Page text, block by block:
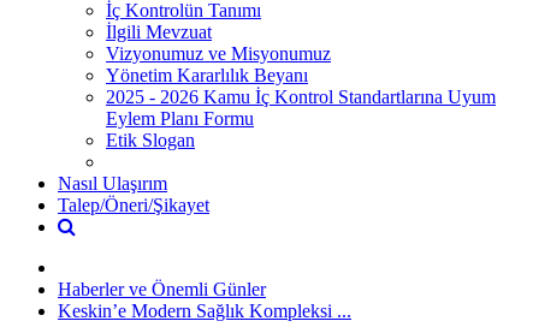
İç Kontrolün Tanımı
İlgili Mevzuat
Vizyonumuz ve Misyonumuz
Yönetim Kararlılık Beyanı
2025 - 2026 Kamu İç Kontrol Standartlarına Uyum
Eylem Planı Formu
Etik Slogan
Nasıl Ulaşırım
Talep/Öneri/Şikayet
Haberler ve Önemli Günler
Keskin’e Modern Sağlık Kompleksi ...